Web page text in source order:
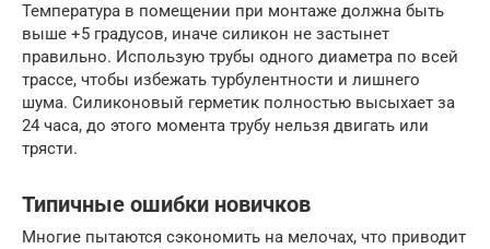
Температура в помещении при монтаже должна быть
выше +5 градусов, иначе силикон не застынет
правильно. Использую трубы одного диаметра по всей
трассе, чтобы избежать турбулентности и лишнего
шума. Силиконовый герметик полностью высыхает за
24 часа, до этого момента трубу нельзя двигать или
трясти.
Типичные ошибки новичков
Многие пытаются сэкономить на мелочах, что приводит